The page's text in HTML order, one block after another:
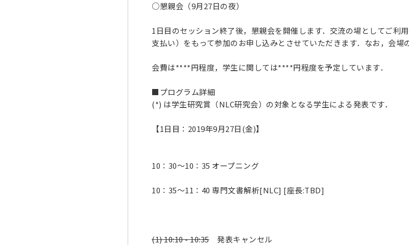
○懇親会（9月27日の夜）
1日目のセッション終了後，懇親会を開催します．交流の場としてご
支払い）をもって参加のお申し込みとさせていただきます．なお，会場
会費は****円程度，学生に関しては****円程度を予定しています．
■プログラム詳細
(*) は学生研究賞（NLC研究会）の対象となる学生による発表です．
【1日目：2019年9月27日(金)】
10：30～10：35 オープニング
10：35～11：40 専門文書解析[NLC] [座長:TBD]
(1) 10:10 - 10:35発表キャンセル